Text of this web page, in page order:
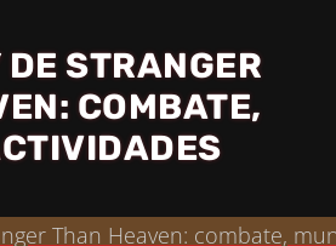
STRANGER
COMBATE,